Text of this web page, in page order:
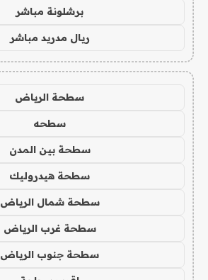
برشلونة مباشر
ريال مدريد مباشر
سطحة الرياض
سطحه
سطحة بين المدن
سطحة هيدروليك
سطحة شمال الرياض
سطحة غرب الرياض
سطحة جنوب الرياض